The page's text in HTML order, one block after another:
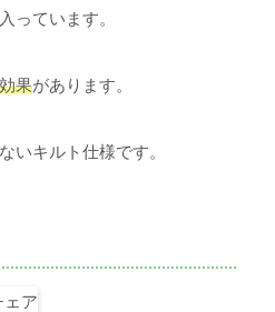
っています。
果があります。
いキルト仕様です。